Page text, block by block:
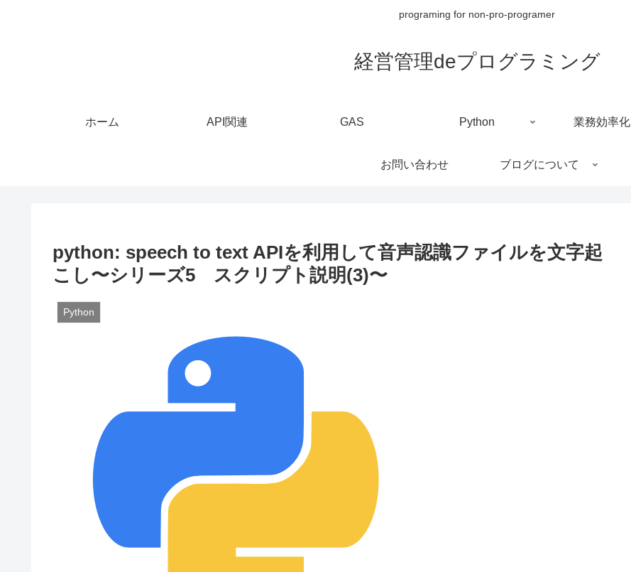
programing for non-pro-programer
経営管理deプログラミング
ホーム API関連 GAS Python 業務効率化
お問い合わせ ブログについて
python: speech to text APIを利用して音声認識ファイルを文字起
こし〜シリーズ5 スクリプト説明(3)〜
Python